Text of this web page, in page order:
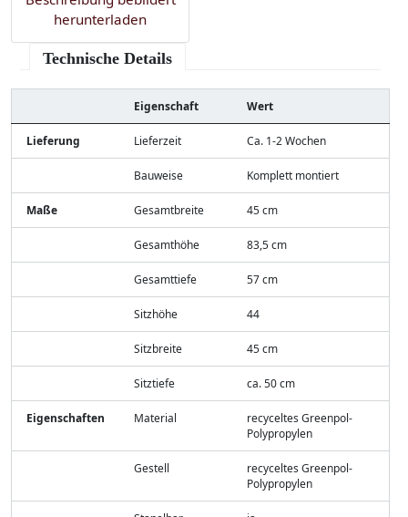
herunterladen
Technische Details
Eigenschaft Wert
Lieferung Lieferzeit Ca. 1-2 Wochen
Bauweise Komplett montiert
Maße Gesamtbreite 45 cm
Gesamthöhe 83,5 cm
Gesamttiefe 57 cm
Sitzhöhe 44
Sitzbreite 45 cm
Sitztiefe ca. 50 cm
Eigenschaften Material
recyceltes Greenpol-
Polypropylen
Gestell
recyceltes Greenpol-
Polypropylen